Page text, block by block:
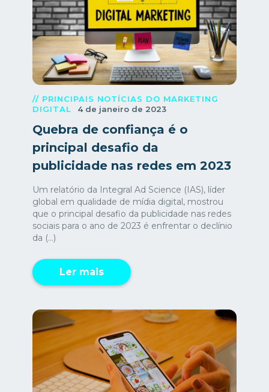
// PRINCIPAIS NOTÍCIAS DO MARKETING
DIGITAL
4 de janeiro de 2023
Quebra de confiança é o
principal desafio da
publicidade nas redes em 2023
Um relatório da Integral Ad Science (IAS), líder
global em qualidade de mídia digital, mostrou
que o principal desafio da publicidade nas redes
sociais para o ano de 2023 é enfrentar o declínio
da (...)
Ler mais